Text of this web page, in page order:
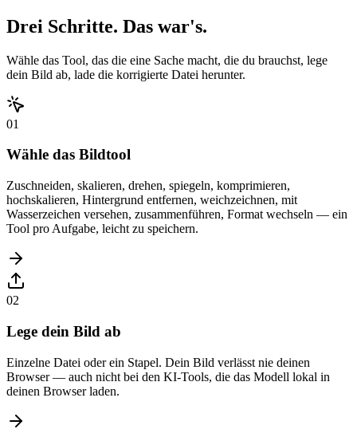
Drei Schritte. Das war's.
Wähle das Tool, das die eine Sache macht, die du brauchst, lege
dein Bild ab, lade die korrigierte Datei herunter.
01
Wähle das Bildtool
Zuschneiden, skalieren, drehen, spiegeln, komprimieren,
hochskalieren, Hintergrund entfernen, weichzeichnen, mit
Wasserzeichen versehen, zusammenführen, Format wechseln — ein
Tool pro Aufgabe, leicht zu speichern.
02
Lege dein Bild ab
Einzelne Datei oder ein Stapel. Dein Bild verlässt nie deinen
Browser — auch nicht bei den KI-Tools, die das Modell lokal in
deinen Browser laden.